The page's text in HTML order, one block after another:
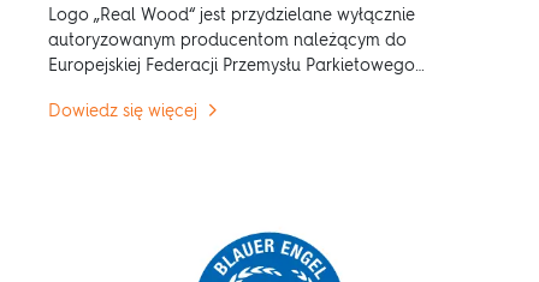
Logo „Real Wood“ jest przydzielane wyłącznie
autoryzowanym producentom należącym do
Europejskiej Federacji Przemysłu Parkietowego
przynoszą korzyści ekologiczne. Produkcja,
Dowiedz się więcej